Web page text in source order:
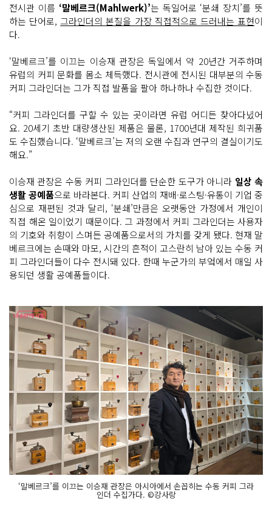
전시관 이름 ‘말베르크(Mahlwerk)’는 독일어로 ‘분쇄 장치’를 뜻
하는 단어로, 그라인더의 본질을 가장 직접적으로 드러내는 표현이
다.
‘말베르크’를 이끄는 이승재 관장은 독일에서 약 20년간 거주하며
유럽의 커피 문화를 몸소 체득했다. 전시관에 전시된 대부분의 수동
커피 그라인더는 그가 직접 발품을 팔아 하나하나 수집한 것이다.
“커피 그라인더를 구할 수 있는 곳이라면 유럽 어디든 찾아다녔어
요. 20세기 초반 대량생산된 제품은 물론, 1700년대 제작된 희귀품
도 수집했습니다. ‘말베르크’는 저의 오랜 수집과 연구의 결실이기도
해요.”
이승재 관장은 수동 커피 그라인더를 단순한 도구가 아니라 일상 속
생활 공예품으로 바라본다. 커피 산업의 재배·로스팅·유통이 기업 중
심으로 재편된 것과 달리, ‘분쇄’만큼은 오랫동안 가정에서 개인이
직접 해온 일이었기 때문이다. 그 과정에서 커피 그라인더는 사용자
의 기호와 취향이 스며든 공예품으로서의 가치를 갖게 됐다. 현재 말
베르크에는 손때와 마모, 시간의 흔적이 고스란히 남아 있는 수동 커
피 그라인더들이 다수 전시돼 있다. 한때 누군가의 부엌에서 매일 사
용되던 생활 공예품들이다.
‘말베르크’를 이끄는 이승재 관장은 아시아에서 손꼽히는 수동 커피 그라
인더 수집가다. ©강사랑